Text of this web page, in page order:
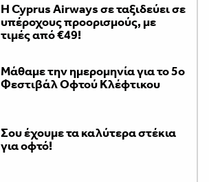
H Cyprus Airways σε ταξιδεύει σε
υπέροχους προορισμούς, με
τιμές από €49!
Μάθαμε την ημερομηνία για το 5ο
Φεστιβάλ Οφτού Κλέφτικου
Σου έχουμε τα καλύτερα στέκια
για οφτό!